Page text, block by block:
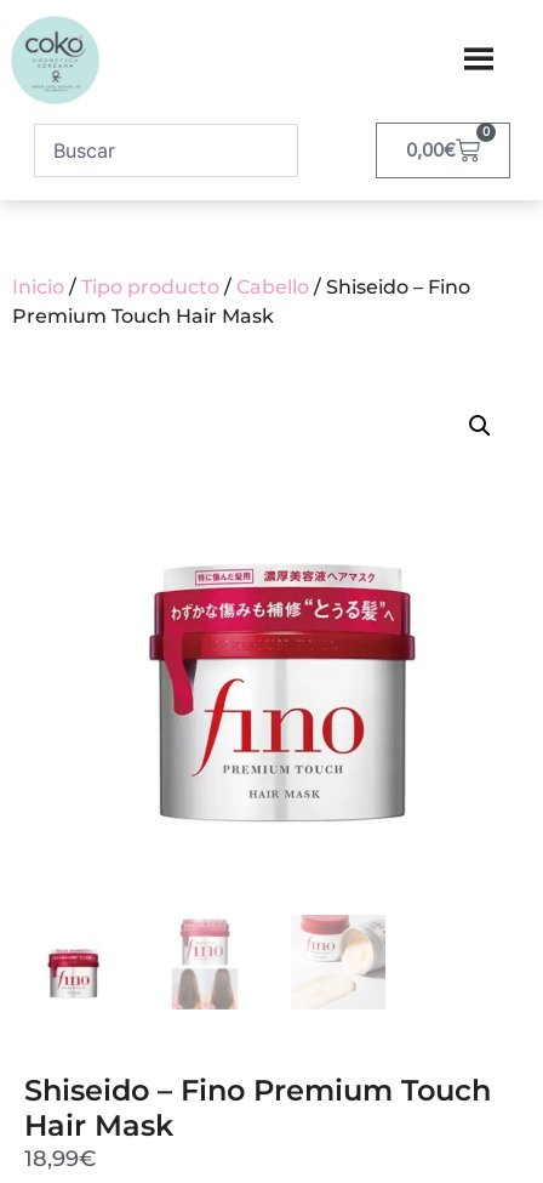
0,00€
0
Inicio / Tipo producto / Cabello / Shiseido – Fino
Premium Touch Hair Mask
Shiseido – Fino Premium Touch
Hair Mask
18,99€